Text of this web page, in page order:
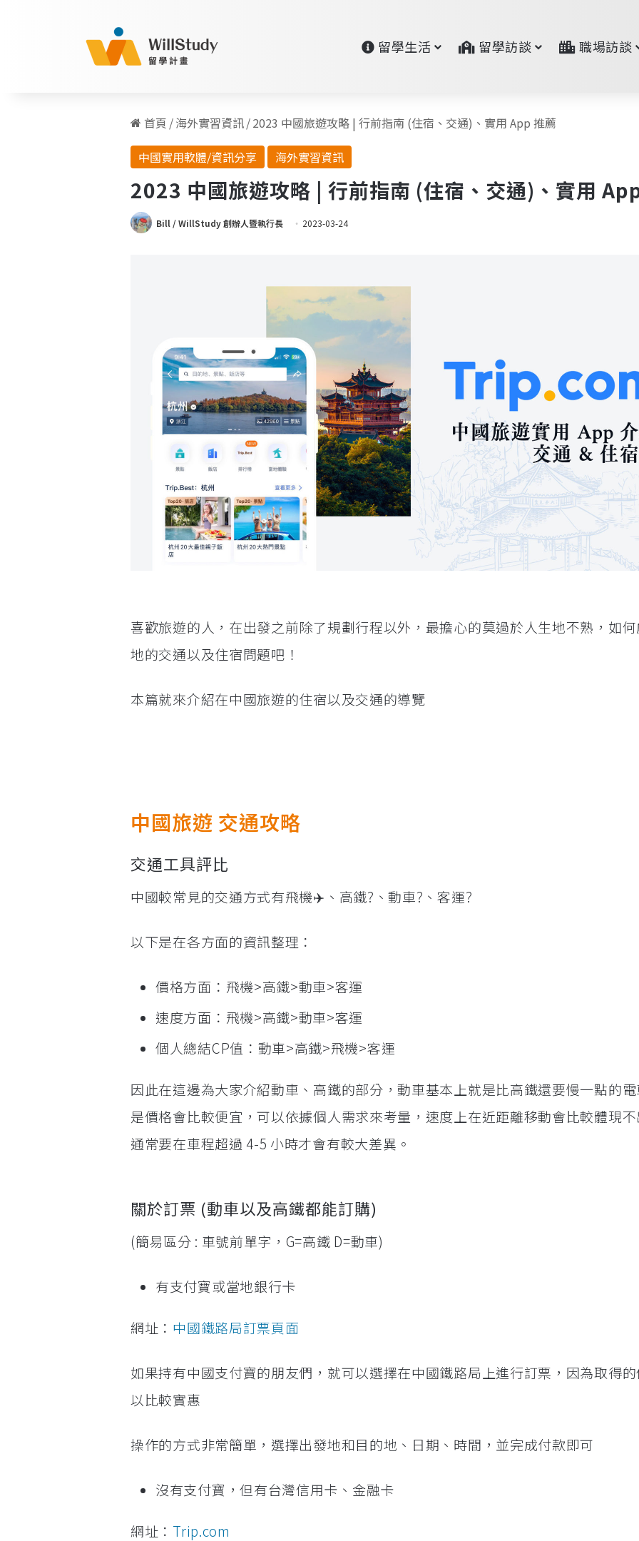
留學生活 留學訪談 職場訪談
首頁 /海外實習資訊/2023 中國旅遊攻略 | 行前指南 (住宿、交通)、實用 App 推薦
中國實用軟體/資訊分享
海外實習資訊
2023 中國旅遊攻略 | 行前指南 (住宿、交通)、實用
Bill / WillStudy 創辦人暨執行長 2023-03-24
喜歡旅遊的人，在出發之前除了規劃行程以外，最擔心的莫過於人生地不熟，如
地的交通以及住宿問題吧！
本篇就來介紹在中國旅遊的住宿以及交通的導覽
中國旅遊 交通攻略
交通工具評比
中國較常見的交通方式有飛機✈️、高鐵?、動車?、客運?
以下是在各方面的資訊整理：
價格方面：飛機>高鐵>動車>客運
速度方面：飛機>高鐵>動車>客運
個人總結CP值：動車>高鐵>飛機>客運
因此在這邊為大家介紹動車、高鐵的部分，動車基本上就是比高鐵還要慢一點的
是價格會比較便宜，可以依據個人需求來考量，速度上在近距離移動會比較體現
通常要在車程超過 4-5 小時才會有較大差異。
關於訂票 (動車以及高鐵都能訂購)
(簡易區分 : 車號前單字，G=高鐵 D=動車)
有支付寶或當地銀行卡
網址： 中國鐵路局訂票頁面
如果持有中國支付寶的朋友們，就可以選擇在中國鐵路局上進行訂票，因為取得
以比較實惠
操作的方式非常簡單，選擇出發地和目的地、日期、時間，並完成付款即可
沒有支付寶，但有台灣信用卡、金融卡
網址： Trip.com